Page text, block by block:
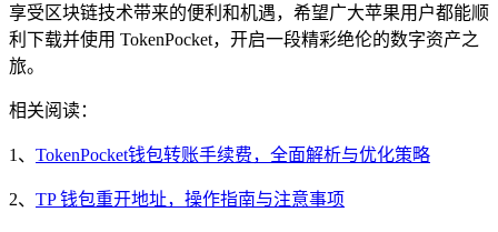
享受区块链技术带来的便利和机遇，希望广大苹果用户都能顺
利下载并使用 TokenPocket，开启一段精彩绝伦的数字资产之
旅。
相关阅读：
1、 TokenPocket钱包转账手续费，全面解析与优化策略
2、 TP 钱包重开地址，操作指南与注意事项